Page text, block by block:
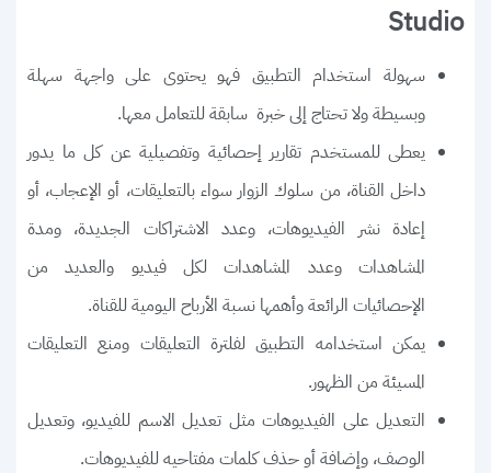
Studio
سهولة استخدام التطبيق فهو يحتوى على واجهة سهلة
وبسيطة ولا تحتاج إلى خبرة سابقة للتعامل معها.
يعطى للمستخدم تقارير إحصائية وتفصيلية عن كل ما يدور
داخل القناة، من سلوك الزوار سواء بالتعليقات، أو الإعجاب، أو
إعادة نشر الفيديوهات، وعدد الاشتراكات الجديدة، ومدة
المشاهدات وعدد المشاهدات لكل فيديو والعديد من
الإحصائيات الرائعة وأهمها نسبة الأرباح اليومية للقناة.
يمكن استخدامه التطبيق لفلترة التعليقات ومنع التعليقات
المسيئة من الظهور.
التعديل على الفيديوهات مثل تعديل الاسم للفيديو، وتعديل
الوصف، وإضافة أو حذف كلمات مفتاحيه للفيديوهات.